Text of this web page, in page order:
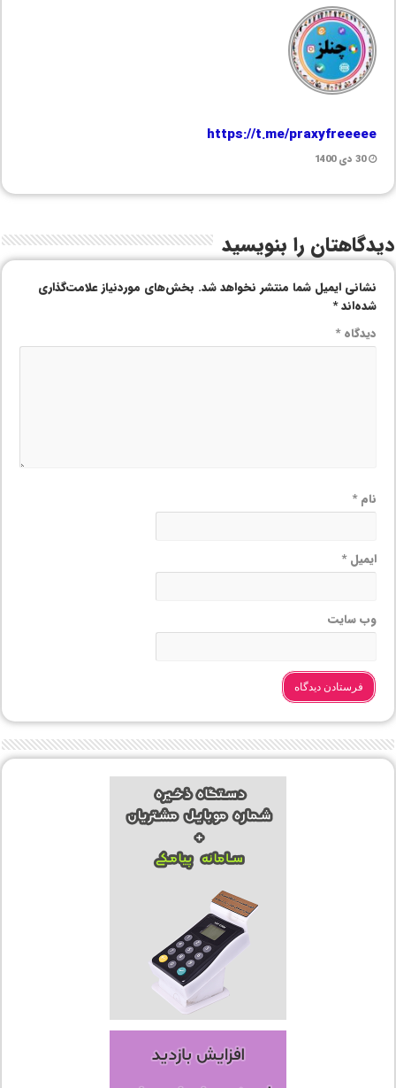
https://t.me/praxyfreeeee
30 دی 1400
دیدگاهتان را بنویسید
نشانی ایمیل شما منتشر نخواهد شد. بخش‌های موردنیاز علامت‌گذاری
شده‌اند*
دیدگاه*
نام*
ایمیل*
وب‌ سایت